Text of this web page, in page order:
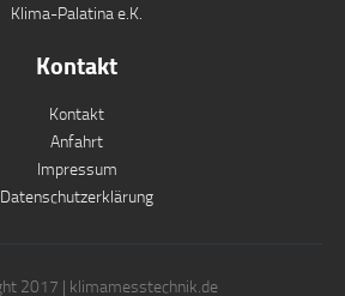
Klima-Palatina e.K.
Kontakt
Kontakt
Anfahrt
Impressum
Datenschutzerklärung
2017 | klimamesstechnik.de